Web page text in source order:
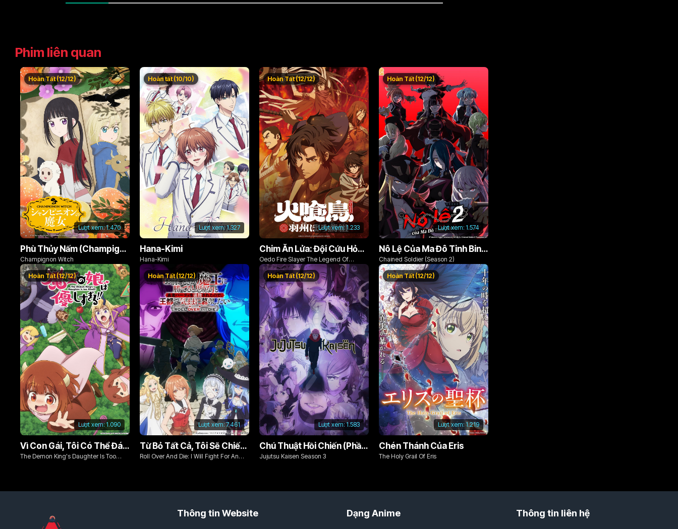
Phim liên quan
Lượt xem:1.470
Hoàn Tất (12/12)
Phù Thủy Nấm (Champignon no Majo)
Champignon Witch
Lượt xem:1.327
Hoàn tất (10/10)
Hana-Kimi
Hana-Kimi
Lượt xem: 1.233
Hoàn Tất (12/12)
Chim Ăn Lửa: Đội Cứu Hỏa Rách Rưới Vùng Ushu
Oedo Fire Slayer The Legend Of
Phoenix
Lượt xem: 1.574
Hoàn Tất (12/12)
Nô Lệ Của Ma Đô Tinh Binh (Phần 2)
Chained Soldier (Season 2)
Lượt xem:1.090
Hoàn Tất (12/12)
Vì Con Gái, Tôi Có Thể Đánh Bại Cả Ma Vương
The Demon King's Daughter Is Too
Lượt xem:7.461
Hoàn Tất (12/12)
Từ Bỏ Tất Cả, Tôi Sẽ Chiến Đấu Cho Một Cuộc Sống Bình Thường Với Tình Yêu Của Đời Mình Và Chiếc Thanh Kiếm Bị Nguyền Rủa!
Roll Over And Die: I Will Fight For An
Lượt xem:1.583
Hoàn Tất (12/12)
Chú Thuật Hồi Chiến (Phần 3)
Jujutsu Kaisen Season 3
Lượt xem: 1.219
Hoàn Tất (12/12)
Chén Thánh Của Eris
The Holy Grail Of Eris
Thông tin Website Dạng Anime Thông tin liên hệ